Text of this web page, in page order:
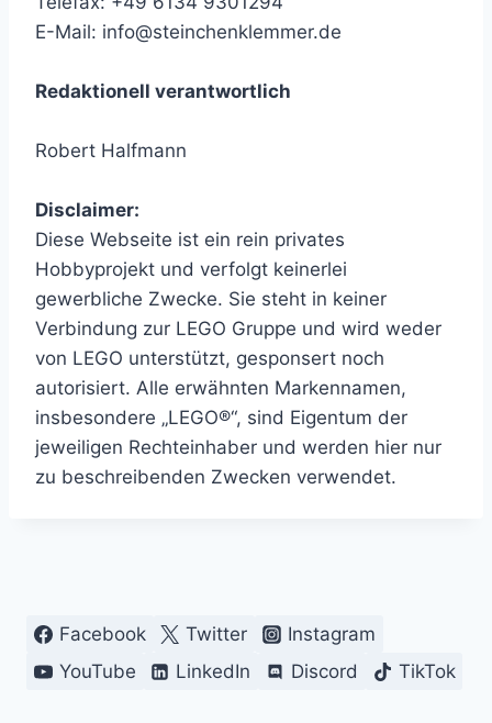
E-Mail: info@steinchenklemmer.de
Redaktionell verantwortlich
Robert Halfmann
Disclaimer:
Diese Webseite ist ein rein privates
Hobbyprojekt und verfolgt keinerlei
gewerbliche Zwecke. Sie steht in keiner
Verbindung zur LEGO Gruppe und wird weder
von LEGO unterstützt, gesponsert noch
autorisiert. Alle erwähnten Markennamen,
insbesondere „LEGO®“, sind Eigentum der
jeweiligen Rechteinhaber und werden hier nur
zu beschreibenden Zwecken verwendet.
Facebook Twitter
Instagram
YouTube
LinkedIn Discord TikTok